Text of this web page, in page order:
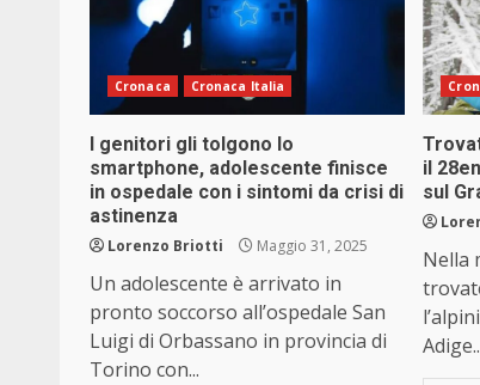
Cronaca Cronaca Italia
I genitori gli tolgono lo
smartphone, adolescente finisce
in ospedale con i sintomi da crisi di
astinenza
Lorenzo Briotti Maggio 31, 2025
Un adolescente è arrivato in
pronto soccorso all’ospedale San
Luigi di Orbassano in provincia di
Torino con...
il
sul
Nella